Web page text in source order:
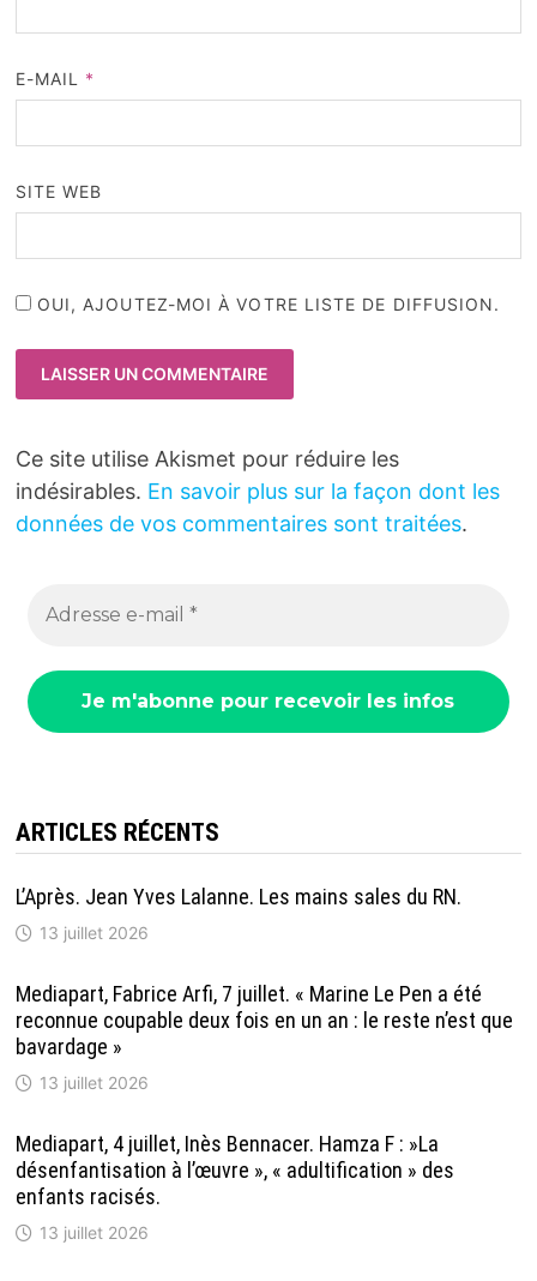
E-MAIL *
SITE WEB
OUI, AJOUTEZ-MOI À VOTRE LISTE DE DIFFUSION.
Ce site utilise Akismet pour réduire les
indésirables. En savoir plus sur la façon dont les
données de vos commentaires sont traitées.
ARTICLES RÉCENTS
L’Après. Jean Yves Lalanne. Les mains sales du RN.
13 juillet 2026
Mediapart, Fabrice Arfi, 7 juillet. « Marine Le Pen a été
reconnue coupable deux fois en un an : le reste n’est que
bavardage »
13 juillet 2026
Mediapart, 4 juillet, Inès Bennacer. Hamza F : »La
désenfantisation à l’œuvre », « adultification » des
enfants racisés.
13 juillet 2026